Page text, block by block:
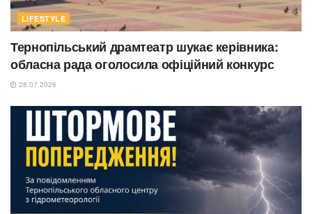
LIFESTYLE
Тернопільський драмтеатр шукає керівника:
обласна рада оголосила офіційний конкурс
28.07.2026